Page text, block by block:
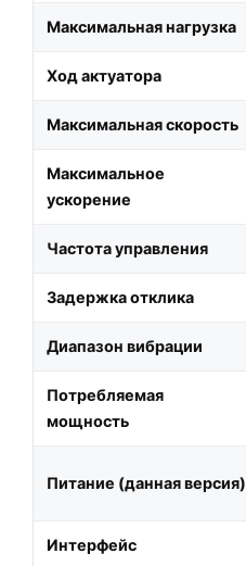
Максимальная нагрузка
Ход актуатора
Максимальная скорость
Максимальное
ускорение
Частота управления
Задержка отклика
Диапазон вибрации
Потребляемая
мощность
Питание (данная версия)
Интерфейс